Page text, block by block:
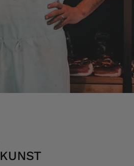
4.8.2026
Kunde
hatte beim Transport sehr
Aber sonst war alles super!!!
Gotthold